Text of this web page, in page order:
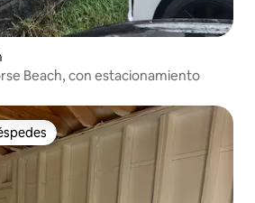
Beach, con estacionamiento
preferido